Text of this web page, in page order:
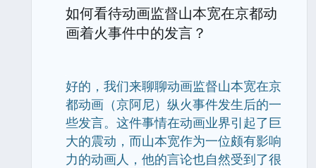
如何看待动画监督山本宽在京都动
画着火事件中的发言？
好的，我们来聊聊动画监督山本宽在京
都动画（京阿尼）纵火事件发生后的一
些发言。这件事情在动画业界引起了巨
大的震动，而山本宽作为一位颇有影响
力的动画人，他的言论也自然受到了很